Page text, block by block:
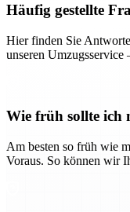
Häufig gestellte
Hier finden Sie
unseren Umzugsservice
Wie früh sollte ich
Am besten so früh wie
Voraus. So können wir